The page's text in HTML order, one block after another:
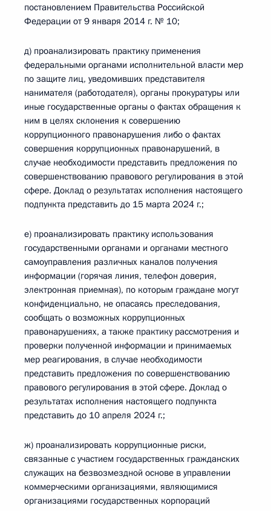
постановлением Правительства Российской
Федерации от 9 января 2014 г. № 10;
д) проанализировать практику применения
федеральными органами исполнительной власти мер
по защите лиц, уведомивших представителя
нанимателя (работодателя), органы прокуратуры или
иные государственные органы о фактах обращения к
ним в целях склонения к совершению
коррупционного правонарушения либо о фактах
совершения коррупционных правонарушений, в
случае необходимости представить предложения по
совершенствованию правового регулирования в этой
сфере. Доклад о результатах исполнения настоящего
подпункта представить до 15 марта 2024 г.;
е) проанализировать практику использования
государственными органами и органами местного
самоуправления различных каналов получения
информации (горячая линия, телефон доверия,
электронная приемная), по которым граждане могут
конфиденциально, не опасаясь преследования,
сообщать о возможных коррупционных
правонарушениях, а также практику рассмотрения и
проверки полученной информации и принимаемых
мер реагирования, в случае необходимости
представить предложения по совершенствованию
правового регулирования в этой сфере. Доклад о
результатах исполнения настоящего подпункта
представить до 10 апреля 2024 г.;
ж) проанализировать коррупционные риски,
связанные с участием государственных гражданских
служащих на безвозмездной основе в управлении
коммерческими организациями, являющимися
организациями государственных корпораций